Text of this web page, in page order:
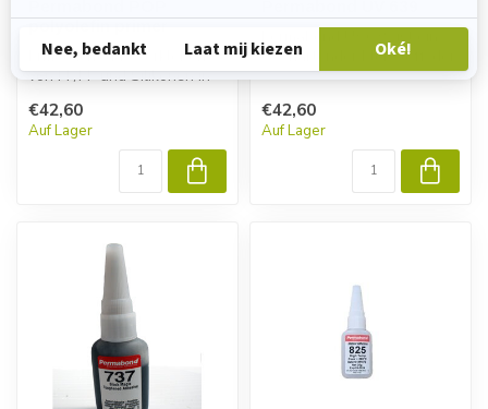
Ermöglicht das Verkleben
von PP/PP und Silikonen in
Cyanacrylat...
€42,60
Auf Lager
UV-härtender Klebstoff, der
für die Verwendung auf
€42,60
Auf Lager